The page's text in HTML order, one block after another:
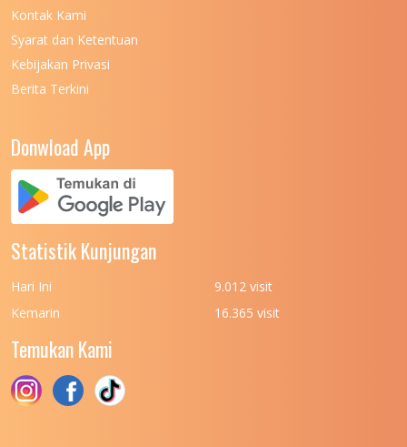
UNIVERSITAS NEGERI MANADO
UNIVERSITAS NEGERI MEDAN
UNIVERSITAS NEGERI PADANG
UNIVERSITAS NUSA CENDANA
UNIVERSITAS PADJADJARAN
UNIVERSITAS PATTIMURA
(UPN) VETERAN JAKARTA
UNIVERSITAS PEMBANGUNAN NASIONAL
(UPN) VETERAN JAWA TIMUR
UNIVERSITAS PEMBANGUNAN NASIONAL
Kontak Kami
Syarat dan Ketentuan
Kebijakan Privasi
Berita Terkini
Donwload App
Statistik Kunjungan
Hari Ini
9.012 visit
Kemarin
16.365 visit
Temukan Kami